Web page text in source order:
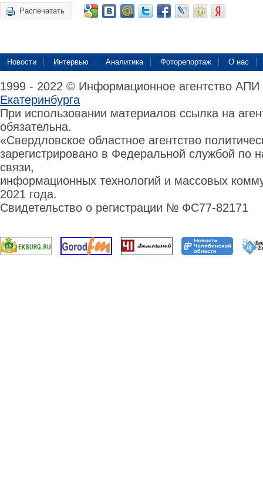
Распечатать
Новости Интервью Аналитика Фоторепортаж О нас
1999 - 2022 © Информационное агентство
Екатеринбурга
При использовании материалов ссылка на
обязательна.
«Свердловское областное агентство
зарегистрировано в Федеральной службой по
связи,
информационных технологий и массовых
2021 года.
Свидетельство о регистрации № ФС77-82171